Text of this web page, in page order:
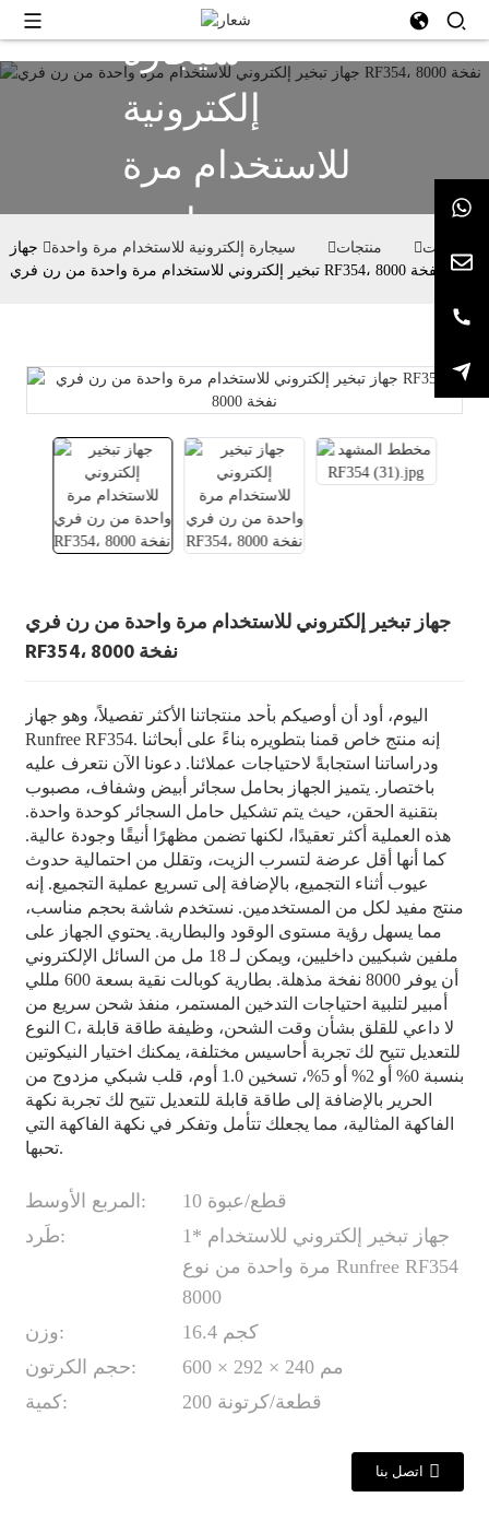
سيجارة
إلكترونية
للاستخدام مرة
واحدة
بيت منتجات سيجارة إلكترونية للاستخدام مرة واحدة
جهاز
تبخير إلكتروني للاستخدام مرة واحدة من رن فري RF354، 8000 نفخة
جهاز تبخير إلكتروني للاستخدام مرة واحدة من رن فري
RF354، 8000 نفخة
اليوم، أود أن أوصيكم بأحد منتجاتنا الأكثر تفصيلاً، وهو جهاز
Runfree RF354. إنه منتج خاص قمنا بتطويره بناءً على أبحاثنا
ودراساتنا استجابةً لاحتياجات عملائنا. دعونا الآن نتعرف عليه
باختصار. يتميز الجهاز بحامل سجائر أبيض وشفاف، مصبوب
بتقنية الحقن، حيث يتم تشكيل حامل السجائر كوحدة واحدة.
هذه العملية أكثر تعقيدًا، لكنها تضمن مظهرًا أنيقًا وجودة عالية.
كما أنها أقل عرضة لتسرب الزيت، وتقلل من احتمالية حدوث
عيوب أثناء التجميع، بالإضافة إلى تسريع عملية التجميع. إنه
منتج مفيد لكل من المستخدمين. نستخدم شاشة بحجم مناسب،
مما يسهل رؤية مستوى الوقود والبطارية. يحتوي الجهاز على
ملفين شبكيين داخليين، ويمكن لـ 18 مل من السائل الإلكتروني
أن يوفر 8000 نفخة مذهلة. بطارية كوبالت نقية بسعة 600 مللي
أمبير لتلبية احتياجات التدخين المستمر، منفذ شحن سريع من
النوع C، لا داعي للقلق بشأن وقت الشحن، وظيفة طاقة قابلة
للتعديل تتيح لك تجربة أحاسيس مختلفة، يمكنك اختيار النيكوتين
بنسبة 0% أو 2% أو 5%، تسخين 1.0 أوم، قلب شبكي مزدوج من
الحرير بالإضافة إلى طاقة قابلة للتعديل تتيح لك تجربة نكهة
الفاكهة المثالية، مما يجعلك تتأمل وتفكر في نكهة الفاكهة التي
تحبها.
المربع الأوسط:
10 قطع/عبوة
طَرد:
1* جهاز تبخير إلكتروني للاستخدام
مرة واحدة من نوع Runfree RF354
8000
وزن:
16.4 كجم
حجم الكرتون:
600 × 292 × 240 مم
كمية:
200 قطعة/كرتونة
اتصل بنا